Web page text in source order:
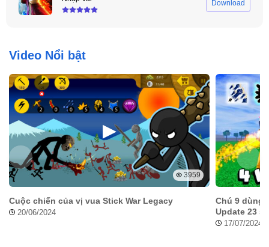
Download
Video Nổi bật
3959
Cuộc chiến của vị vua Stick War Legacy
20/06/2024
Chú 9 dùng
Update 23
17/07/2024